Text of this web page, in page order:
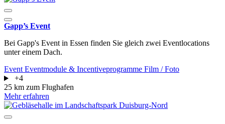
Gapp’s Event
Bei Gapp's Event in Essen finden Sie gleich zwei Eventlocations
unter einem Dach.
Event Eventmodule & Incentiveprogramme Film / Foto
+4
25 km zum Flughafen
Mehr erfahren